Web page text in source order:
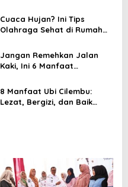
Tubuh
Cuaca Hujan? Ini Tips
Olahraga Sehat di Rumah
Jangan Remehkan Jalan
Kaki, Ini 6 Manfaat
Durasi Waktu
8 Manfaat Ubi Cilembu:
Lezat, Bergizi, dan Baik